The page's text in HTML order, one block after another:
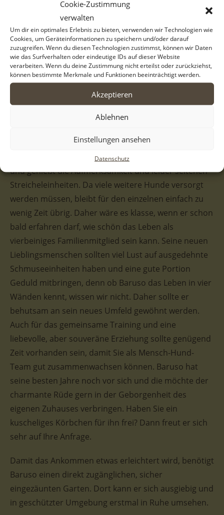
Cookie-Zustimmung
verwalten
Um dir ein optimales Erlebnis zu bieten, verwenden wir Technologien wie
Cookies, um Geräteinformationen zu speichern und/oder darauf
zuzugreifen. Wenn du diesen Technologien zustimmst, können wir Daten
wie das Surfverhalten oder eindeutige IDs auf dieser Website
verarbeiten. Wenn du deine Zustimmung nicht erteilst oder zurückziehst,
können bestimmte Merkmale und Funktionen beeinträchtigt werden.
Akzeptieren
Ablehnen
Einstellungen ansehen
Datenschutz
Der stattliche Rüde ist ein ausgesprochen hübscher
Kerl. Er hat flauschiges beige-braunes Fell, eine weiße
Blesse und besonders auffällige helle Augen. Diese
schönen Augen sind laut seinen PflegerInnen leider
blind. Das merkt man dem freundlichen Baruso
allerdings überhaupt nicht an. Er bewegt sich sehr
zielgerichtet und sicher.
haben, sind sehr angetan von seinem netten Wesen.
Neugierig geht er voran, verhält sich sehr zutraulich
und genießt die Aufmerksamkeit und leider seltenen
Streicheleinheiten. Da viele weitere Hunde versorgt
werden müssen, bleibt für den einzelnen einfach zu
wenig Zeit übrig. Daher wäre es klasse, wenn er schon
bald erfahren darf, wie schön das Leben als
vierbeiniges Familienmitglied sein kann. Seine neuen
Lieblingsmenschen sollten viel Lust auf ausgedehnte
Schmuseeinheiten haben und eine gute Portion
Geduld mitbringen, denn ob Baruso das Leben in vier
Wänden kennt, wissen wir nicht. Daher sollte er
behutsam an sein neues Umfeld gewöhnt werden.
Auch für das gemeinsame Training und eine
liebevolle, aber souveräne Erziehung sollte genügend
Zeit vorhanden sein, damit Sie als Mensch-Hund-
Team gut zusammenwachsen können. Baruso hat
seine besten Jahre noch vor sich und die möchte der
charmante Rüde gern in der Geborgenheit des
eigenen Zuhauses verbringen. Haben Sie ein
kuscheliges Körbchen für ihn frei? Dann freut er sich
sehr auf Ihre Anfrage.
Damit das Ankommen etwas erleichtert wird, benötigt
Baruso einen direkt zugänglichen, sicher
eingezäunten Garten. Dort kann er sich ausgiebig und
in geschützter Umgebung erstmal in Ruhe umsehen.